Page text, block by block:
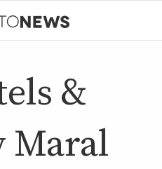
&
Maral